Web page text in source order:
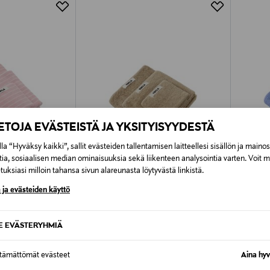
EVÄSTEISTÄ JA YKSITYISYYDESTÄ
“Hyväksy kaikki”, sallit evästeiden tallentamisen laitteellesi sisällön ja
sosiaalisen median ominaisuuksia sekä liikenteen analysointia varten. Voit
milloin tahansa sivun alareunasta löytyvästä linkistä.
ja evästeiden käyttö
EVÄSTERYHMIÄ
evästeet Aina